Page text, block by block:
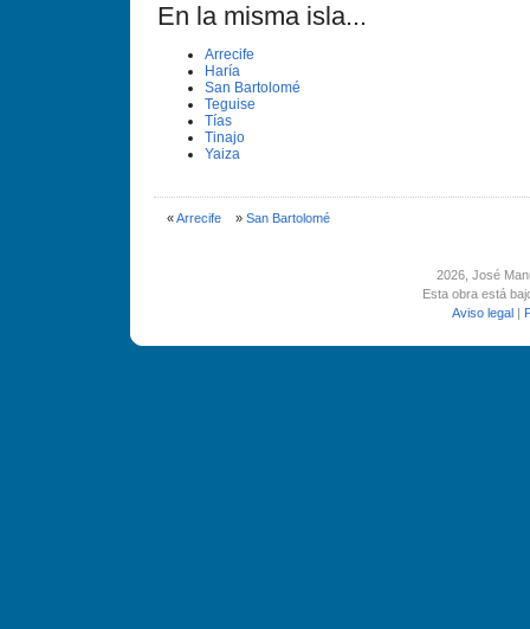
En la misma isla...
Arrecife
Harí­a
San Bartolomé
Teguise
Tí­as
Tinajo
Yaiza
«Arrecife» San Bartolomé
2026, José
Esta obra está
Aviso legal |